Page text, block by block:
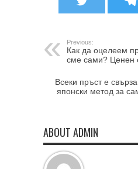
Previous:
Как да оцелеем
сме сами? Ценен
Всеки пръст е
японски метод за
ABOUT ADMIN